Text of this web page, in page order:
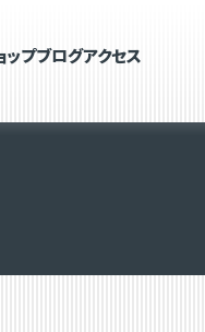
ップブログアクセス